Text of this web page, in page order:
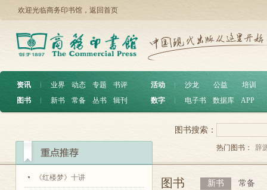
欢迎光临商务印书馆， 返回首页
资讯 ︱ 业界 动态 专题
书评
图书
︱ 新书 常备 丛书 辑刊
活动 沙龙 公益
培训
数字
电子书 数据库 APP
《红楼梦》十讲
图书搜索：
热门图书： 辞
图书 新书 常备